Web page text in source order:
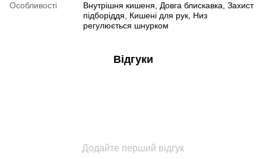
Особливості
Внутрішня кишеня, Довга блискавка, Захист
підборіддя, Кишені для рук, Низ
регулюється шнурком
Відгуки
Додайте перший відгук